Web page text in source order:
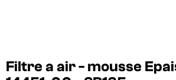
Filtre a air - mousse